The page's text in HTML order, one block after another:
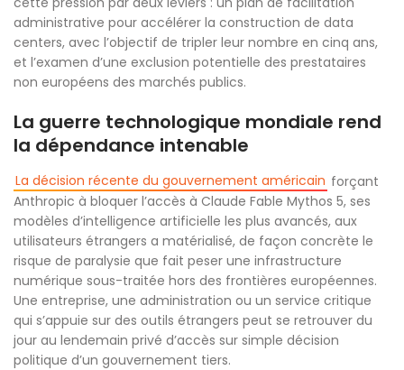
administrative pour accélérer la construction de data
centers, avec l’objectif de tripler leur nombre en cinq ans,
et l’examen d’une exclusion potentielle des prestataires
non européens des marchés publics.
La guerre technologique mondiale rend
la dépendance intenable
La décision récente du gouvernement américain forçant
Anthropic à bloquer l’accès à Claude Fable Mythos 5, ses
modèles d’intelligence artificielle les plus avancés, aux
utilisateurs étrangers a matérialisé, de façon concrète le
risque de paralysie que fait peser une infrastructure
numérique sous-traitée hors des frontières européennes.
Une entreprise, une administration ou un service critique
qui s’appuie sur des outils étrangers peut se retrouver du
jour au lendemain privé d’accès sur simple décision
politique d’un gouvernement tiers.